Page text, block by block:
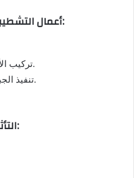
7. أعمال التشطيبات الداخلية والخارجية:
تركيب الأرضيات؛ سيراميك، رخام، أو باركيه.
تنفيذ الجبس بورد ومختلف الأسقف المعلقة.
8. التأثيث والتجهيز الفندقي: